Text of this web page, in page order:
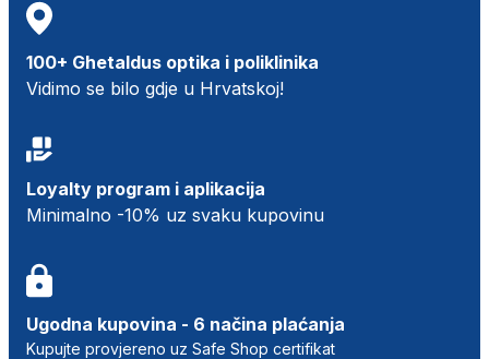
100+ Ghetaldus optika i poliklinika
Vidimo se bilo gdje u Hrvatskoj!
Loyalty program i aplikacija
Minimalno -10% uz svaku kupovinu
Ugodna kupovina - 6 načina plaćanja
Kupujte provjereno uz Safe Shop certifikat